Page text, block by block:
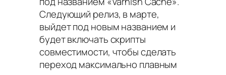
Следующий релиз, в марте,
выйдет под новым названием и
будет включать скрипты
совместимости, чтобы сделать
переход максимально плавным